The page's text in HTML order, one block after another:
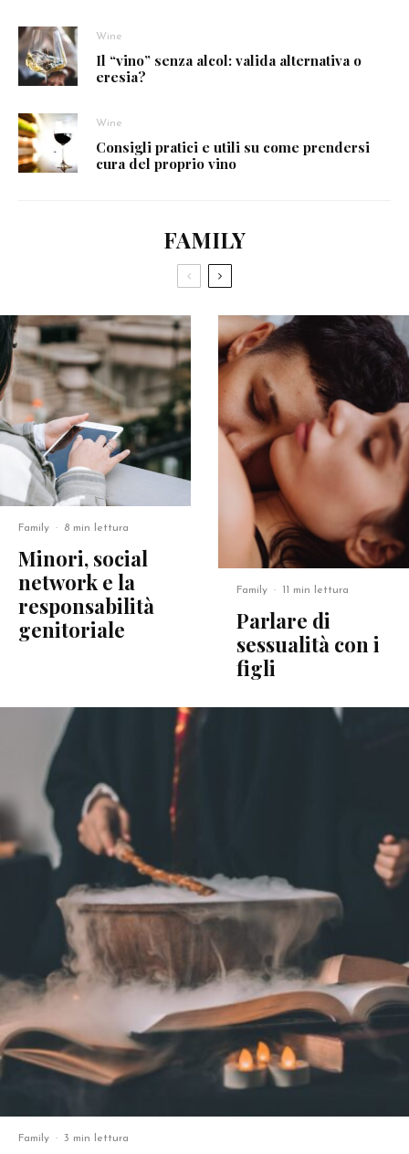
Wine
Il “vino” senza alcol: valida alternativa o
eresia?
Wine
Consigli pratici e utili su come prendersi
cura del proprio vino
FAMILY
Family · 8 min lettura
Minori, social
network e la
responsabilità
genitoriale
Family · 11 min lettura
Parlare di
sessualità con i
figli
Family · 3 min lettura